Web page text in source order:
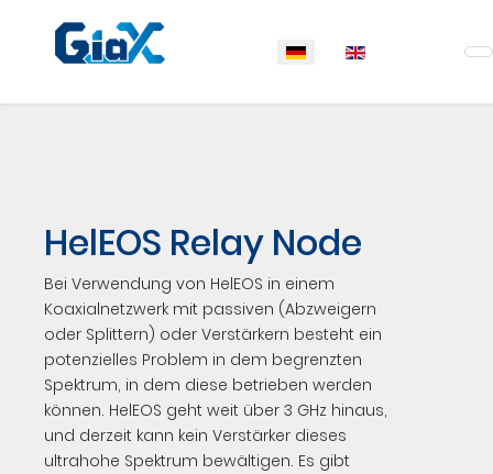
Sprache auswählen
HelEOS Relay Node
Bei Verwendung von HelEOS in einem
Koaxialnetzwerk mit passiven (Abzweigern
oder Splittern) oder Verstärkern besteht ein
potenzielles Problem in dem begrenzten
Spektrum, in dem diese betrieben werden
können. HelEOS geht weit über 3 GHz hinaus,
und derzeit kann kein Verstärker dieses
ultrahohe Spektrum bewältigen. Es gibt